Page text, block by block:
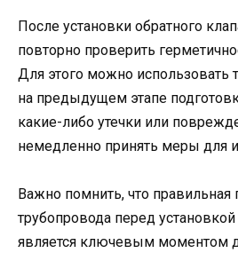
После установки обратного
повторно проверить
Для этого можно использовать
на предыдущем этапе
какие-либо утечки или
немедленно принять меры для
Важно помнить, что правильная
трубопровода перед
является ключевым моментом